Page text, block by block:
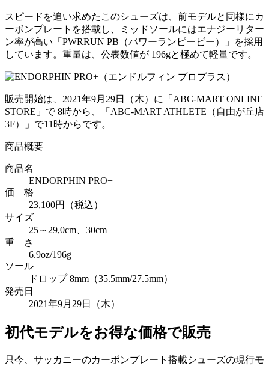
スピードを追い求めたこのシューズは、前モデルと同様にカ
ーボンプレートを搭載し、ミッドソールにはエナジーリター
ン率が高い「PWRRUN PB（パワーランピービー）」を採用
しています。重量は、公表数値が 196gと極めて軽量です。
販売開始は、2021年9月29日（木）に「ABC-MART ONLINE
STORE」で 8時から、「ABC-MART ATHLETE（自由が丘店
3F）」で11時からです。
商品概要
商品名
ENDORPHIN PRO+
価 格
23,100円（税込）
サイズ
25～29,0cm、30cm
重 さ
6.9oz/196g
ソール
ドロップ 8mm（35.5mm/27.5mm）
発売日
2021年9月29日（木）
初代モデルをお得な価格で販売
只今、サッカニーのカーボンプレート搭載シューズの現行モ